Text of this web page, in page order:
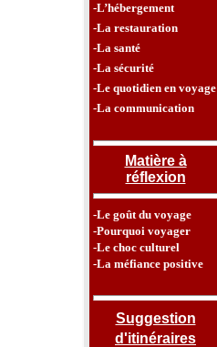
-L’hébergement
-La restauration
-La santé
-La sécurité
-Le quotidien en voyage
-La communication
Matière à
réflexion
-Le goût du voyage
-Pourquoi voyager
-Le choc culturel
-La méfiance positive
Suggestion
d'itinéraires